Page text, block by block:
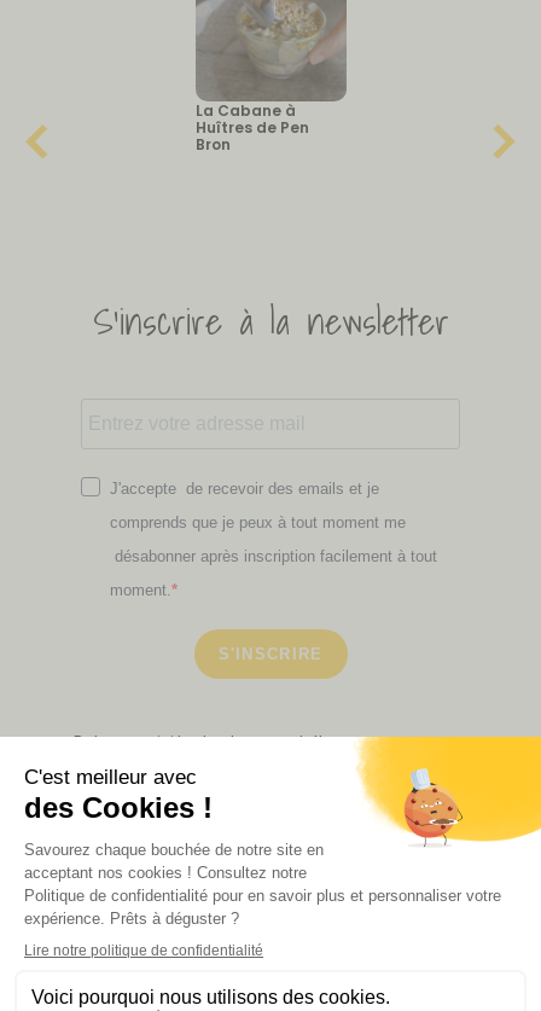
La Cabane à
Huîtres de Pen
Bron
S'inscrire à la newsletter
J'accepte de recevoir des emails et je
comprends que je peux à tout moment me
désabonner après inscription facilement à tout
moment.
S'INSCRIRE
Retrouvez ici toutes les newsletters que vous avez
VOIR NOS PARTENAIRES
LA BOUTIQUE